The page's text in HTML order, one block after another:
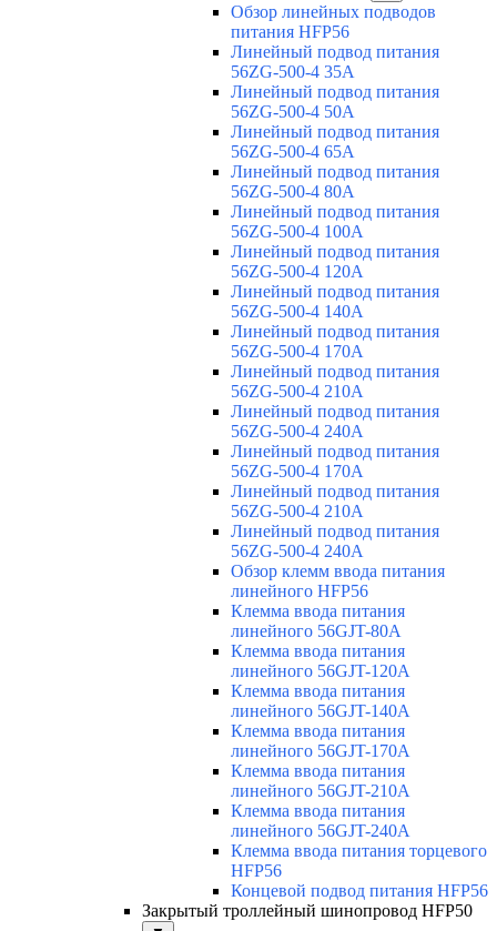
Обзор линейных подводов
питания HFP56
Линейный подвод питания
56ZG-500-4 35A
Линейный подвод питания
56ZG-500-4 50A
Линейный подвод питания
56ZG-500-4 65A
Линейный подвод питания
56ZG-500-4 80A
Линейный подвод питания
56ZG-500-4 100A
Линейный подвод питания
56ZG-500-4 120A
Линейный подвод питания
56ZG-500-4 140A
Линейный подвод питания
56ZG-500-4 170A
Линейный подвод питания
56ZG-500-4 210A
Линейный подвод питания
56ZG-500-4 240A
Линейный подвод питания
56ZG-500-4 170A
Линейный подвод питания
56ZG-500-4 210A
Линейный подвод питания
56ZG-500-4 240A
Обзор клемм ввода питания
линейного HFP56
Клемма ввода питания
линейного 56GJT-80A
Клемма ввода питания
линейного 56GJT-120A
Клемма ввода питания
линейного 56GJT-140A
Клемма ввода питания
линейного 56GJT-170A
Клемма ввода питания
линейного 56GJT-210A
Клемма ввода питания
линейного 56GJT-240A
Клемма ввода питания торцевого
HFP56
Концевой подвод питания HFP56
Закрытый троллейный шинопровод HFP50